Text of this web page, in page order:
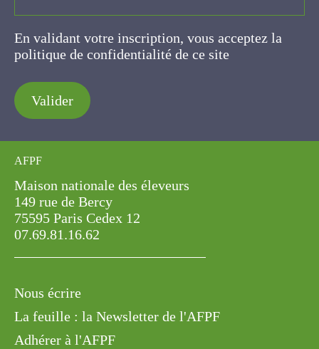
En validant votre inscription, vous acceptez la
politique de confidentialité de ce site
Valider
AFPF
Maison nationale des éleveurs
149 rue de Bercy
75595 Paris Cedex 12
07.69.81.16.62
Nous écrire
La feuille : la Newsletter de l'AFPF
Adhérer à l'AFPF